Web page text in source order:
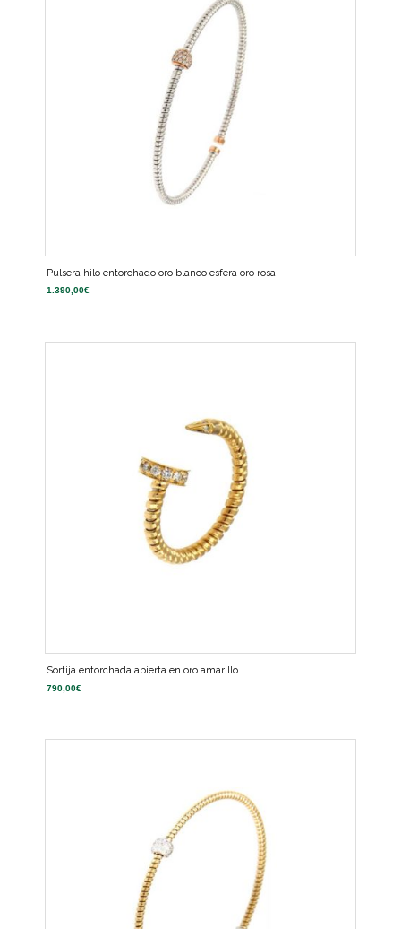
Pulsera hilo entorchado oro blanco esfera oro rosa
1.390,00€
Sortija entorchada abierta en oro amarillo
790,00€